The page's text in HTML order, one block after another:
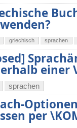
griechisch sprachen
einer
sprachen
per